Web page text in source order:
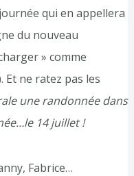
qui en appellera
du nouveau
» comme
Et ne ratez pas les
une randonnée dans
14 juillet !
Fabrice…